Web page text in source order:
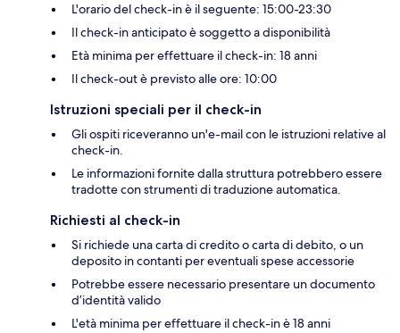
L'orario del check-in è il seguente: 15:00-23:30
Il check-in anticipato è soggetto a disponibilità
Età minima per effettuare il check-in: 18 anni
Il check-out è previsto alle ore: 10:00
Istruzioni speciali per il check-in
Gli ospiti riceveranno un'e-mail con le istruzioni relative al
check-in.
Le informazioni fornite dalla struttura potrebbero essere
tradotte con strumenti di traduzione automatica.
Richiesti al check-in
Si richiede una carta di credito o carta di debito, o un
deposito in contanti per eventuali spese accessorie
Potrebbe essere necessario presentare un documento
d’identità valido
L'età minima per effettuare il check-in è 18 anni